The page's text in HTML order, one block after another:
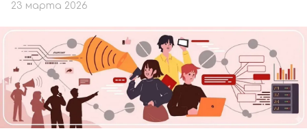
23 марта 2026